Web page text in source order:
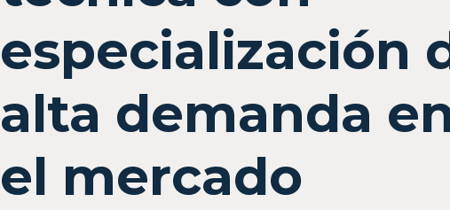
especialización
alta demanda
el mercado